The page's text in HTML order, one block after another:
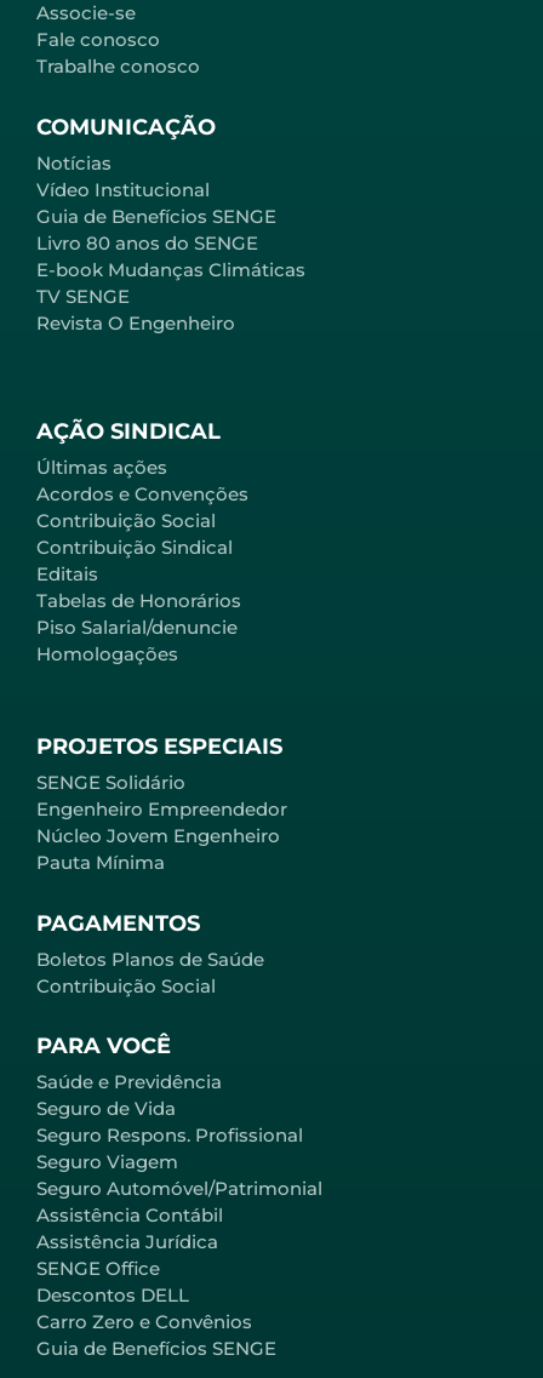
PARA VOCÊ
Saúde e Previdência
Seguro de Vida
Seguro Respons. Profissional
Seguro Viagem
Seguro Automóvel/Patrimonial
Assistência Contábil
Assistência Jurídica
SENGE Office
Descontos DELL
Carro Zero e Convênios
Guia de Benefícios SENGE
AÇÃO SINDICAL
Últimas ações
Acordos e Convenções
Contribuição Social
Contribuição Sindical
Editais
Tabelas de Honorários
Piso Salarial/denuncie
Homologações
PROJETOS ESPECIAIS
SENGE Solidário
Engenheiro Empreendedor
Núcleo Jovem Engenheiro
Pauta Mínima
PAGAMENTOS
Boletos Planos de Saúde
Contribuição Social
Associe-se
Fale conosco
Trabalhe conosco
COMUNICAÇÃO
Notícias
Vídeo Institucional
Guia de Benefícios SENGE
Livro 80 anos do SENGE
E-book Mudanças Climáticas
TV SENGE
Revista O Engenheiro